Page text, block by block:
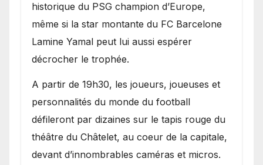
historique du PSG champion d’Europe,
même si la star montante du FC Barcelone
Lamine Yamal peut lui aussi espérer
décrocher le trophée.
A partir de 19h30, les joueurs, joueuses et
personnalités du monde du football
défileront par dizaines sur le tapis rouge du
théâtre du Châtelet, au coeur de la capitale,
devant d’innombrables caméras et micros.